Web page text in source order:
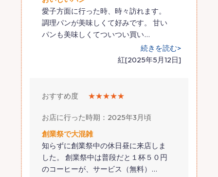
愛子方面に行った時、時々訪れます。
調理パンが美味しくて好みです。 甘い
パンも美味しくてついつい買い…
続きを読む>
紅[2025年5月12日]
おすすめ度 ★★★★★
お店に行った時期：2025年3月頃
創業祭で大混雑
知らずに創業祭中の休日昼に来店しま
した。 創業祭中は普段だと１杯５０円
のコーヒーが、サービス（無料） …